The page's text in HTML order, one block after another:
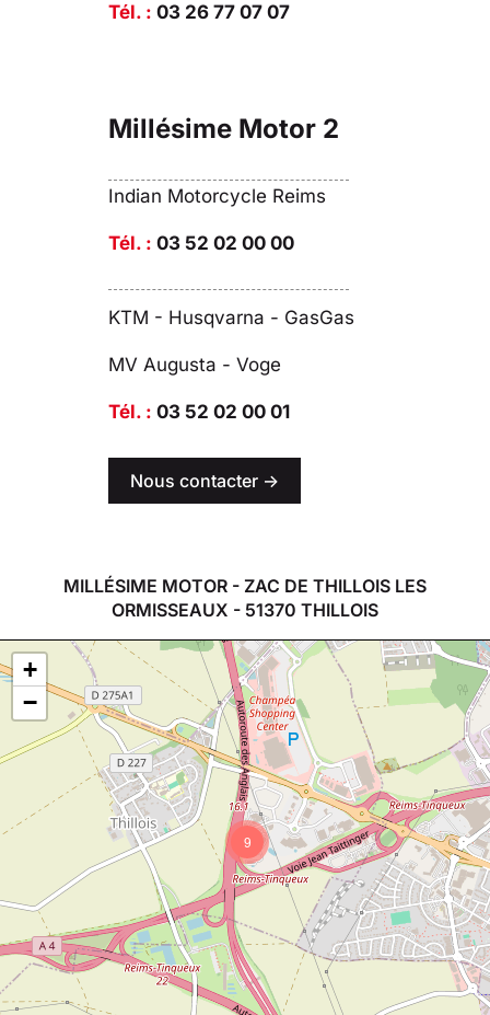
Tél. : 03 26 77 07 07
Millésime Motor 2
Indian Motorcycle Reims
Tél. : 03 52 02 00 00
KTM - Husqvarna - GasGas
MV Augusta - Voge
Tél. : 03 52 02 00 01
Nous contacter ->
MILLÉSIME MOTOR - ZAC DE THILLOIS LES
ORMISSEAUX - 51370 THILLOIS
9
+
−